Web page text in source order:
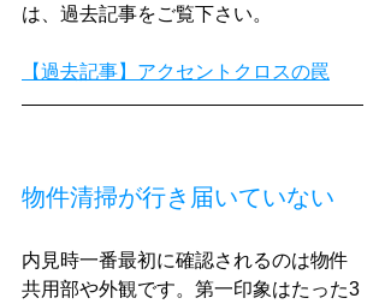
は、過去記事をご覧下さい。
【過去記事】アクセントクロスの罠
物件清掃が行き届いていない
内見時一番最初に確認されるのは物件
共用部や外観です。第一印象はたった3